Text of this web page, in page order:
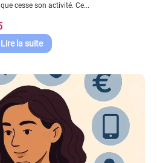
cesse son activité. Ce...
Lire la suite